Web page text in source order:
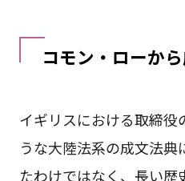
コモン・ローか
イギリスにおける取締役
うな大陸法系の成文法典
たわけではなく、長い歴